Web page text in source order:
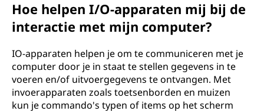
Hoe helpen I/O-apparaten mij bij de
interactie met mijn computer?
IO-apparaten helpen je om te communiceren met je
computer door je in staat te stellen gegevens in te
voeren en/of uitvoergegevens te ontvangen. Met
invoerapparaten zoals toetsenborden en muizen
kun je commando's typen of items op het scherm